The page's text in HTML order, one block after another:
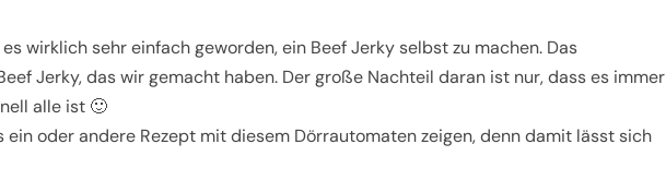
wirklich sehr einfach geworden, ein Beef Jerky selbst zu machen. Das
Jerky, das wir gemacht haben. Der große Nachteil daran ist nur, dass es immer
alle ist 🙂
ein oder andere Rezept mit diesem Dörrautomaten zeigen, denn damit lässt sich